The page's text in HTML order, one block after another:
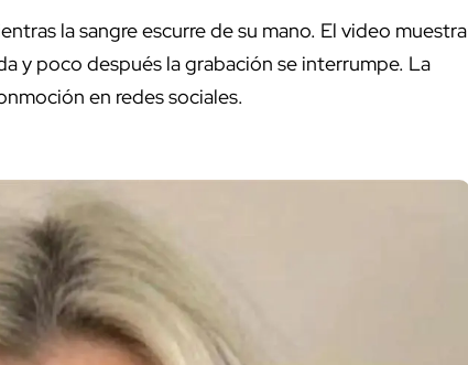
la sangre escurre de su mano. El video muestra
y poco después la grabación se interrumpe. La
en redes sociales.